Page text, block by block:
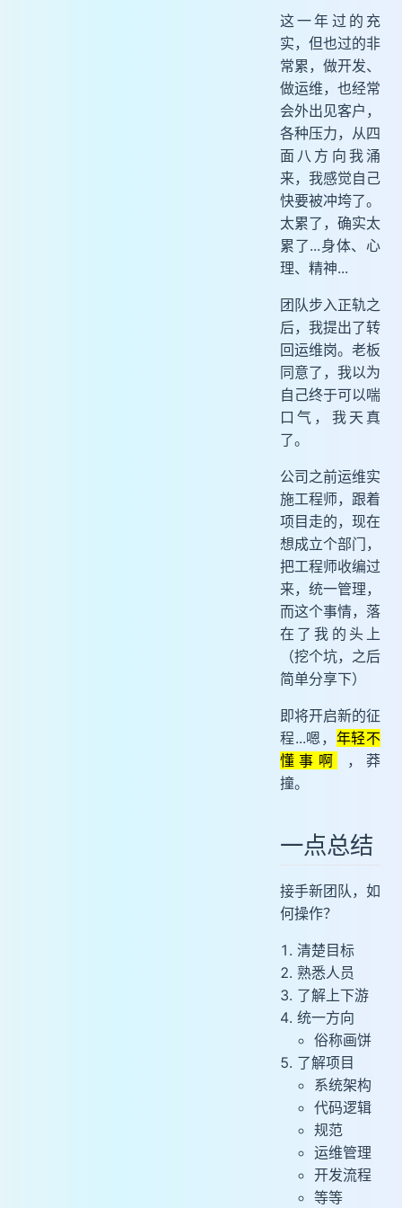
这一年过的充
实，但也过的非
常累，做开发、
做运维，也经常
会外出见客户，
各种压力，从四
面八方向我涌
来，我感觉自己
快要被冲垮了。
太累了，确实太
累了...身体、心
理、精神...
团队步入正轨之
后，我提出了转
回运维岗。老板
同意了，我以为
自己终于可以喘
口气，我天真
了。
公司之前运维实
施工程师，跟着
项目走的，现在
想成立个部门，
把工程师收编过
来，统一管理，
而这个事情，落
在了我的头上
（挖个坑，之后
简单分享下）
即将开启新的征
程...嗯， 年轻不
懂事啊
，莽
撞。
一点总结
接手新团队，如
何操作？
清楚目标
熟悉人员
了解上下游
统一方向
俗称画饼
了解项目
系统架构
代码逻辑
规范
运维管理
开发流程
等等